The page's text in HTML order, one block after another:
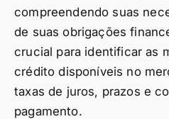
compreendendo suas
de suas obrigações
crucial para identificar as
crédito disponíveis no
taxas de juros, prazos e
pagamento.